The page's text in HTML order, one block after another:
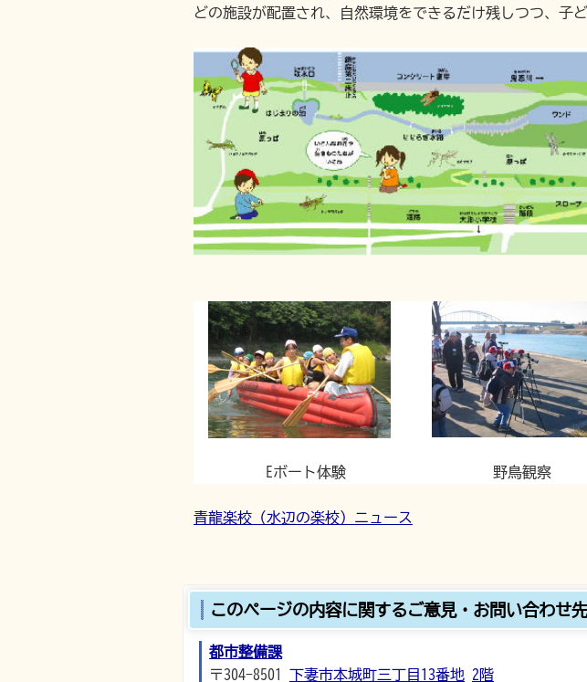
どの施設が配置され、自然環境をできるだけ残しつつ、子
Eボート体験 野鳥観察
青龍楽校（水辺の楽校）ニュース
このページの内容に関するご意見・お問い合わせ先
都市整備課
〒304-8501 下妻市本城町三丁目13番地 2階